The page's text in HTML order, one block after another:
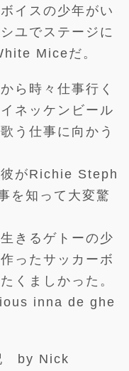
イスの少年がい
ユでステージに
Miceだ。
ら時々仕事行く
ネッケンビール
う仕事に向かう
彼がRichie Steph
を知って大変驚
きるゲトーの少
ったサッカーボ
くましかった。
inna de ghe
by Nick